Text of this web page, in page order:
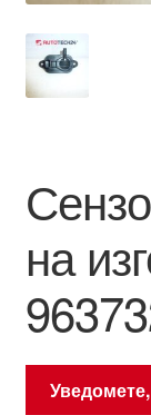
Правила и
Разгледайте
Транспорт
на